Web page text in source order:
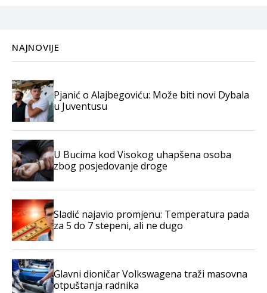
NAJNOVIJE
Pjanić o Alajbegoviću: Može biti novi Dybala
u Juventusu
U Bucima kod Visokog uhapšena osoba
zbog posjedovanje droge
Sladić najavio promjenu: Temperatura pada
za 5 do 7 stepeni, ali ne dugo
Glavni dioničar Volkswagena traži masovna
otpuštanja radnika